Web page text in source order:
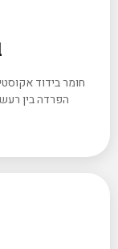
חומר בידוד
הפרדה בין